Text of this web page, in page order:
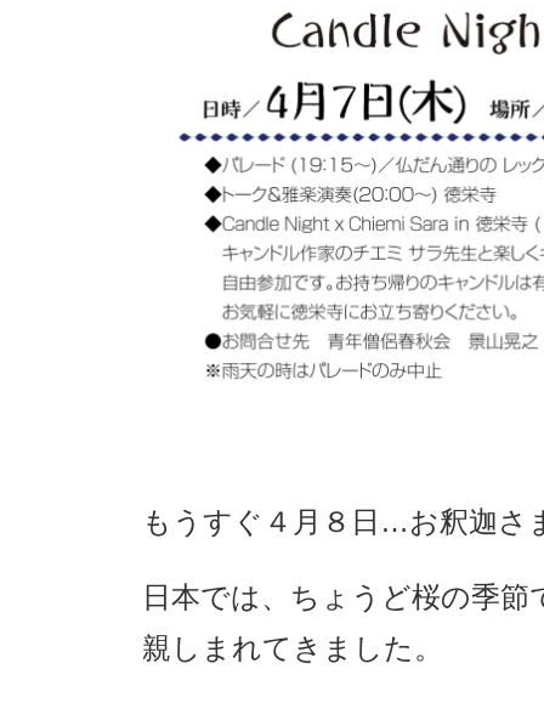
もうすぐ４月８日…お釈迦さ
日本では、ちょうど桜の季
親しまれてきました。